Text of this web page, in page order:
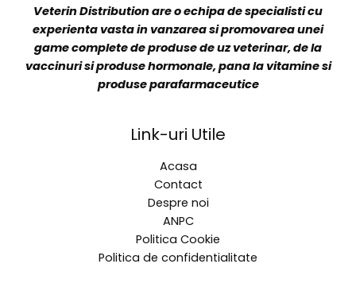
Veterin Distribution are o echipa de specialisti cu
experienta vasta in vanzarea si promovarea unei
game complete de produse de uz veterinar, de la
vaccinuri si produse hormonale, pana la vitamine si
produse parafarmaceutice
Link-uri Utile
Acasa
Contact
Despre noi
ANPC
Politica Cookie
Politica de confidentialitate